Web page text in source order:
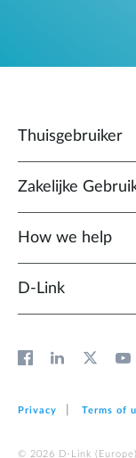
Thuisgebruiker
Zakelijke
How we help
D‑Link
Privacy Terms of
© 2026 D‑Link